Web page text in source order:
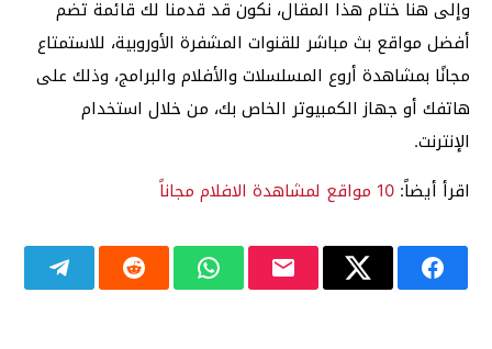
وإلى هنا ختام هذا المقال، نكون قد قدمنا لك قائمة تضم
أفضل مواقع بث مباشر للقنوات المشفرة الأوروبية، للاستمتاع
مجانًا بمشاهدة أروع المسلسلات والأفلام والبرامج، وذلك على
هاتفك أو جهاز الكمبيوتر الخاص بك، من خلال استخدام
الإنترنت.
اقرأ أيضاً: 10 مواقع لمشاهدة الافلام مجاناً